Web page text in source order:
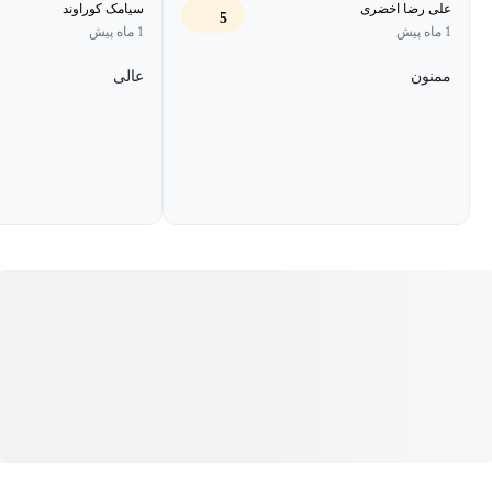
علی رضا اخضری
1 ماه پیش
5
ممنون
سیامک کوراوند
1 ماه پیش
عالی